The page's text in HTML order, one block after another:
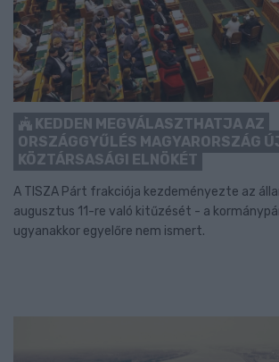
KEDDEN MEGVÁLASZTHATJA AZ
ORSZÁGGYŰLÉS MAGYARORSZÁG
KÖZTÁRSASÁGI ELNÖKÉT
A TISZA Párt frakciója kezdeményezte az
augusztus 11-re való kitűzését - a
ugyanakkor egyelőre nem ismert.